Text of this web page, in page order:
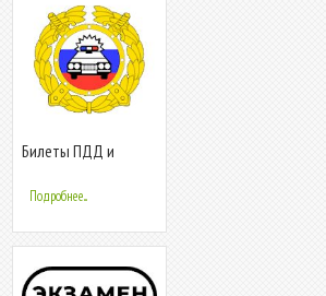
Билеты ПДД и
Подробнее...